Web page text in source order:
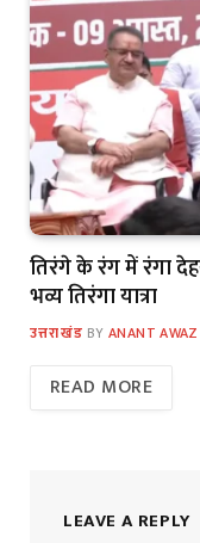
तिरंगे के रंग में रंगा
भव्य तिरंगा यात्रा
उत्तराखंड BY ANANT AWAZ
READ MORE
LEAVE A REPLY